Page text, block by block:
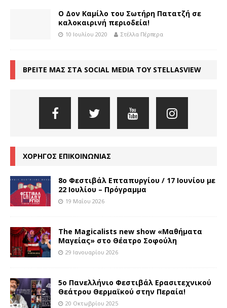
Ο Δον Καμίλο του Σωτήρη Πατατζή σε
καλοκαιρινή περιοδεία!
10 Ιουλίου 2020 Στέλλα Πέρπερα
ΒΡΕΙΤΕ ΜΑΣ ΣΤΑ SOCIAL MEDIA ΤΟΥ STELLASVIEW
ΧΟΡΗΓΟΣ ΕΠΙΚΟΙΝΩΝΙΑΣ
8o Φεστιβάλ Επταπυργίου / 17 Ιουνίου με
22 Ιουλίου – Πρόγραμμα
19 Μαΐου 2026
The Magicalists new show «Μαθήματα
Μαγείας» στο Θέατρο Σοφούλη
29 Ιανουαρίου 2026
5ο Πανελλήνιο Φεστιβάλ Ερασιτεχνικού
Θεάτρου Θερμαϊκού στην Περαία!
20 Οκτωβρίου 2025